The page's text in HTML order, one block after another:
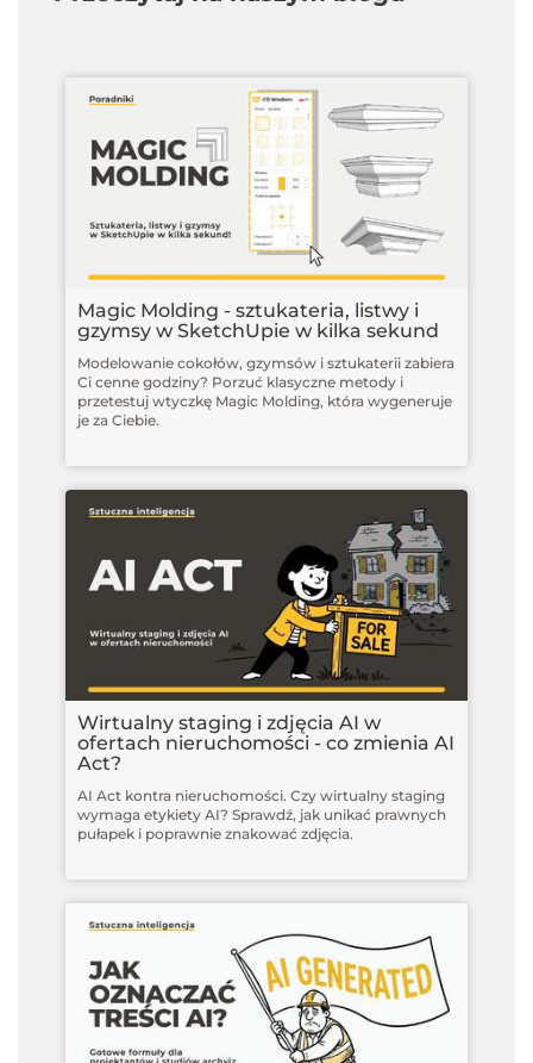
Magic Molding - sztukateria, listwy i
gzymsy w SketchUpie w kilka sekund
Modelowanie cokołów, gzymsów i sztukaterii zabiera
Ci cenne godziny? Porzuć klasyczne metody i
przetestuj wtyczkę Magic Molding, która wygeneruje
je za Ciebie.
Wirtualny staging i zdjęcia AI w
ofertach nieruchomości - co zmienia AI
Act?
AI Act kontra nieruchomości. Czy wirtualny staging
wymaga etykiety AI? Sprawdź, jak unikać prawnych
pułapek i poprawnie znakować zdjęcia.